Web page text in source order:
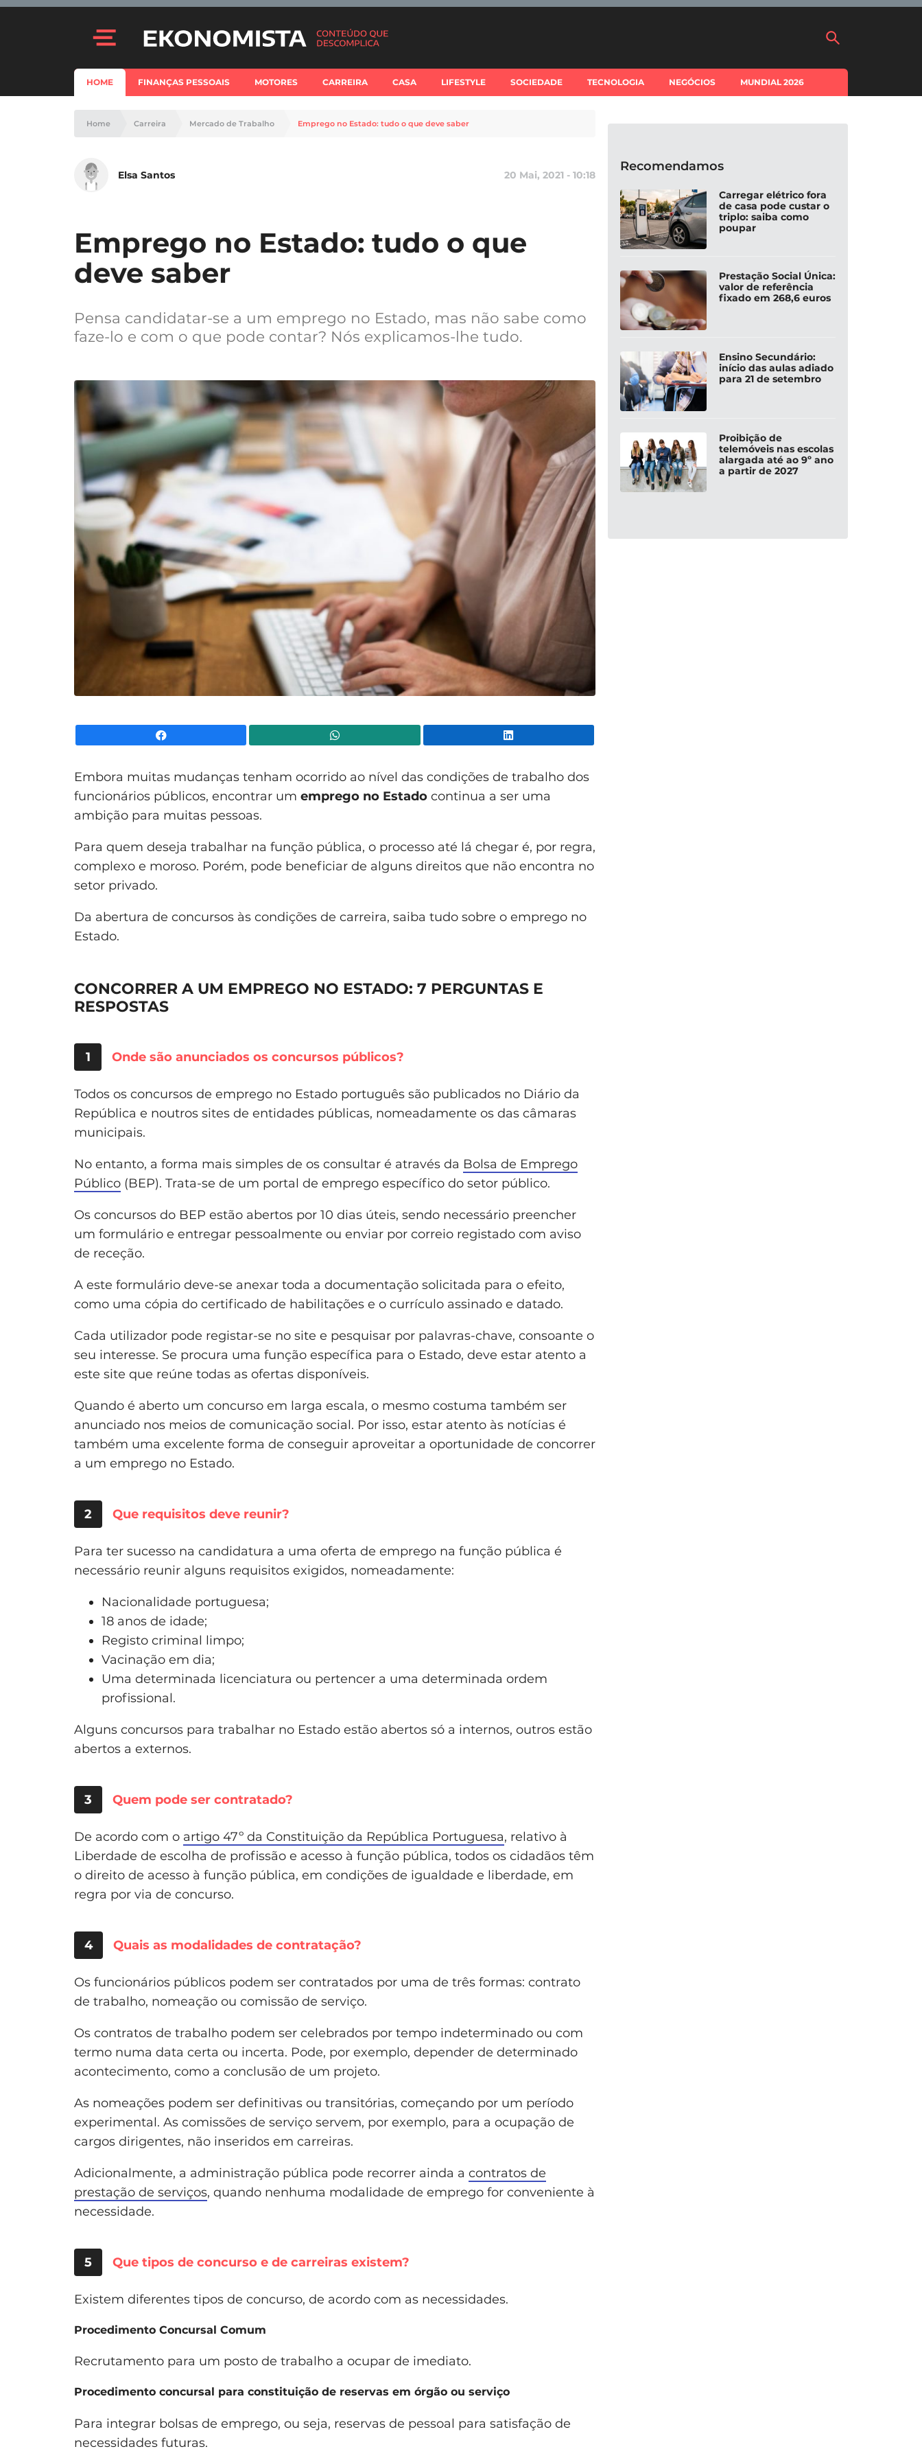
HOME FINANÇAS PESSOAIS MOTORES CARREIRA CASA LIFESTYLE SOCIEDADE TECNOLOGIA NEGÓCIOS MUNDIAL 2026
Home Carreira Mercado de Trabalho Emprego no Estado: tudo o que deve saber
Elsa Santos 20 Mai, 2021 - 10:18
Emprego no Estado: tudo o que
deve saber
Pensa candidatar-se a um emprego no Estado, mas não sabe como
faze-lo e com o que pode contar? Nós explicamos-lhe tudo.
Embora muitas mudanças tenham ocorrido ao nível das condições de trabalho dos
funcionários públicos, encontrar um emprego no Estado continua a ser uma
ambição para muitas pessoas.
Para quem deseja trabalhar na função pública, o processo até lá chegar é, por regra,
complexo e moroso. Porém, pode beneficiar de alguns direitos que não encontra no
setor privado.
Da abertura de concursos às condições de carreira, saiba tudo sobre o emprego no
Estado.
CONCORRER A UM EMPREGO NO ESTADO: 7 PERGUNTAS E
RESPOSTAS
1 Onde são anunciados os concursos públicos?
Todos os concursos de emprego no Estado português são publicados no Diário da
República e noutros sites de entidades públicas, nomeadamente os das câmaras
municipais.
No entanto, a forma mais simples de os consultar é através da Bolsa de Emprego
Público (BEP). Trata-se de um portal de emprego específico do setor público.
Os concursos do BEP estão abertos por 10 dias úteis, sendo necessário preencher
um formulário e entregar pessoalmente ou enviar por correio registado com aviso
de receção.
A este formulário deve-se anexar toda a documentação solicitada para o efeito,
como uma cópia do certificado de habilitações e o currículo assinado e datado.
Cada utilizador pode registar-se no site e pesquisar por palavras-chave, consoante o
seu interesse. Se procura uma função específica para o Estado, deve estar atento a
este site que reúne todas as ofertas disponíveis.
Quando é aberto um concurso em larga escala, o mesmo costuma também ser
anunciado nos meios de comunicação social. Por isso, estar atento às notícias é
também uma excelente forma de conseguir aproveitar a oportunidade de concorrer
a um emprego no Estado.
2 Que requisitos deve reunir?
Para ter sucesso na candidatura a uma oferta de emprego na função pública é
necessário reunir alguns requisitos exigidos, nomeadamente:
Nacionalidade portuguesa;
18 anos de idade;
Registo criminal limpo;
Vacinação em dia;
Uma determinada licenciatura ou pertencer a uma determinada ordem
profissional.
Alguns concursos para trabalhar no Estado estão abertos só a internos, outros estão
abertos a externos.
3 Quem pode ser contratado?
De acordo com o artigo 47º da Constituição da República Portuguesa, relativo à
Liberdade de escolha de profissão e acesso à função pública, todos os cidadãos têm
o direito de acesso à função pública, em condições de igualdade e liberdade, em
regra por via de concurso.
4 Quais as modalidades de contratação?
Os funcionários públicos podem ser contratados por uma de três formas: contrato
de trabalho, nomeação ou comissão de serviço.
Os contratos de trabalho podem ser celebrados por tempo indeterminado ou com
termo numa data certa ou incerta. Pode, por exemplo, depender de determinado
acontecimento, como a conclusão de um projeto.
As nomeações podem ser definitivas ou transitórias, começando por um período
experimental. As comissões de serviço servem, por exemplo, para a ocupação de
cargos dirigentes, não inseridos em carreiras.
Adicionalmente, a administração pública pode recorrer ainda a contratos de
prestação de serviços, quando nenhuma modalidade de emprego for conveniente à
necessidade.
5 Que tipos de concurso e de carreiras existem?
Existem diferentes tipos de concurso, de acordo com as necessidades.
Procedimento Concursal Comum
Recrutamento para um posto de trabalho a ocupar de imediato.
Procedimento concursal para constituição de reservas em órgão ou serviço
Para integrar bolsas de emprego, ou seja, reservas de pessoal para satisfação de
necessidades futuras.
Recomendamos
Carregar elétrico fora
de casa pode custar o
triplo: saiba como
poupar
Prestação Social Única:
valor de referência
fixado em 268,6 euros
Ensino Secundário:
início das aulas adiado
para 21 de setembro
Proibição de
telemóveis nas escolas
alargada até ao 9º ano
a partir de 2027